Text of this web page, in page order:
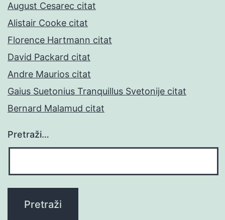
August Cesarec citat
Alistair Cooke citat
Florence Hartmann citat
David Packard citat
Andre Maurios citat
Gaius Suetonius Tranquillus Svetonije citat
Bernard Malamud citat
Pretraži…